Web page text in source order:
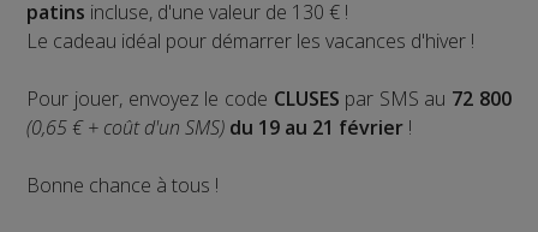
patins incluse, d'une valeur de 130 € !
Le cadeau idéal pour démarrer les vacances d'hiver !
Pour jouer, envoyez le code CLUSES par SMS au 72 800
(0,65 € + coût d'un SMS) du 19 au 21 février !
Bonne chance à tous !